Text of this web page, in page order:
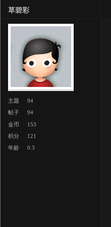
草碧彩
主题
94
帖子
94
金币
153
积分
121
年龄
0.3